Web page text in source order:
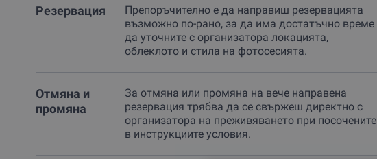
Резервация
Препоръчително е да направиш резервацията
възможно по-рано, за да има достатъчно време
да уточните с организатора локацията,
облеклото и стила на фотосесията.
Отмяна и
промяна
За отмяна или промяна на вече направена
резервация трябва да се свържеш директно с
организатора на преживяването при посочените
в инструкциите условия.